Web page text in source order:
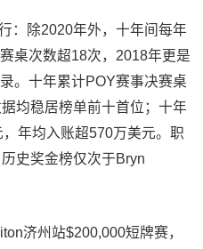
：除2020年外，十年间每年
桌次数超18次，2018年更是
。十年累计POY赛事决赛桌
均稳居榜单前十首位；十年
年均入账超570万美元。职
史奖金榜仅次于Bryn
济州站$200,000短牌赛，